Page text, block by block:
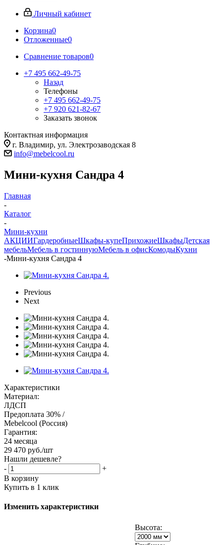
Личный кабинет
Корзина0
Отложенные0
Сравнение товаров0
+7 495 662-49-75
Назад
Телефоны
+7 495 662-49-75
+7 920 621-82-67
Заказать звонок
Контактная информация
г. Владимир, ул. Электрозаводская 8
info@mebelcool.ru
Мини-кухня Сандра 4
Главная
-
Каталог
-
Мини-кухни
АКЦИИГардеробныеШкафы-купеПрихожиеШкафыДетская
мебельМебель в гостиннуюМебель в офисКомодыКухни
-Мини-кухня Сандра 4
Previous
Next
Характеристики
Материал:
ЛДСП
Предоплата 30% /
Mebelcool (Россия)
Гарантия:
24 месяца
29 470 руб./шт
Нашли дешевле?
-
+
В корзину
Купить в 1 клик
Изменить характеристики
Высота: